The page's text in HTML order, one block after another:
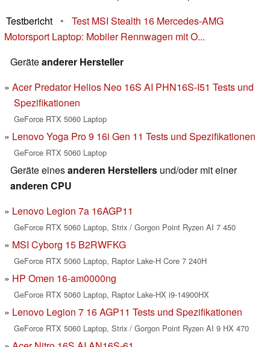
Testbericht
•
Test MSI Stealth 16 Mercedes-AMG
Motorsport Laptop: Mobiler Rennwagen mit O...
Geräteanderer Hersteller
Acer Predator Helios Neo 16S AI PHN16S-I51 Tests und
Spezifikationen
GeForce RTX 5060 Laptop
Lenovo Yoga Pro 9 16i Gen 11 Tests und Spezifikationen
GeForce RTX 5060 Laptop
Geräte einesanderen Herstellers und/oder mit einer
anderen CPU
Lenovo Legion 7a 16AGP11
GeForce RTX 5060 Laptop, Strix / Gorgon Point Ryzen AI 7 450
MSI Cyborg 15 B2RWFKG
GeForce RTX 5060 Laptop, Raptor Lake-H Core 7 240H
HP Omen 16-am0000ng
GeForce RTX 5060 Laptop, Raptor Lake-HX i9-14900HX
Lenovo Legion 7 16 AGP11 Tests und Spezifikationen
GeForce RTX 5060 Laptop, Strix / Gorgon Point Ryzen AI 9 HX 470